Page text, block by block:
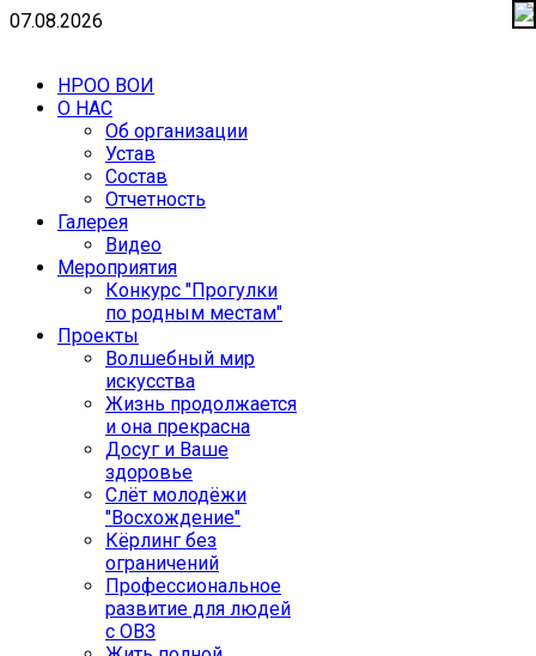
07.08.2026
НРОО ВОИ
О НАС
Об организации
Устав
Состав
Отчетность
Галерея
Видео
Мероприятия
Конкурс "Прогулки
по родным местам"
Проекты
Волшебный мир
искусства
Жизнь продолжается
и она прекрасна
Досуг и Ваше
здоровье
Cлёт молодёжи
"Восхождение"
Кёрлинг без
ограничений
Профессиональное
развитие для людей
с ОВЗ